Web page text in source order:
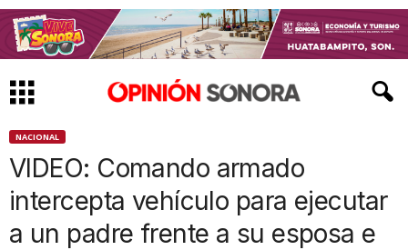
NACIONAL
VIDEO: Comando armado
intercepta vehículo para ejecutar
a un padre frente a su esposa e